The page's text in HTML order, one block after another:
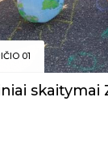
01
skaitymai